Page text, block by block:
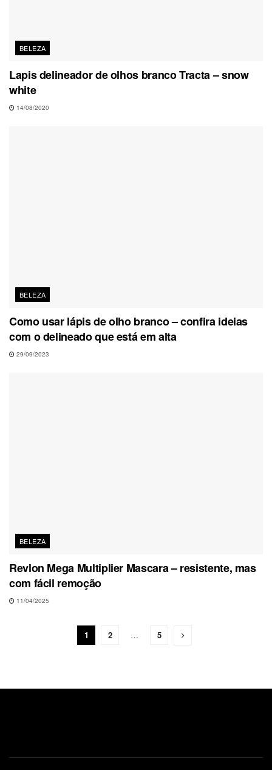
BELEZA
Lapis delineador de olhos branco Tracta – snow
white
14/08/2020
BELEZA
Como usar lápis de olho branco – confira ideias
com o delineado que está em alta
29/09/2023
BELEZA
Revlon Mega Multiplier Mascara – resistente, mas
com fácil remoção
11/04/2025
1 2 … 5